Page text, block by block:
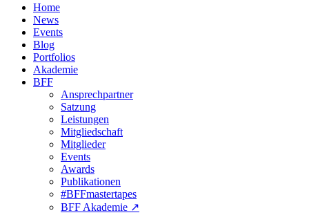
Home
News
Events
Blog
Portfolios
Akademie
BFF
Ansprechpartner
Satzung
Leistungen
Mitgliedschaft
Mitglieder
Events
Awards
Publikationen
#BFFmastertapes
BFF Akademie ↗︎